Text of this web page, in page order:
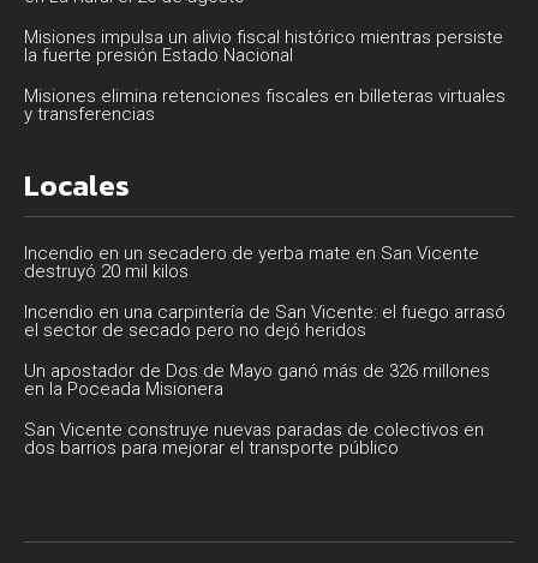
Misiones impulsa un alivio fiscal histórico mientras persiste
la fuerte presión Estado Nacional
Misiones elimina retenciones fiscales en billeteras virtuales
y transferencias
Locales
Incendio en un secadero de yerba mate en San Vicente
destruyó 20 mil kilos
Incendio en una carpintería de San Vicente: el fuego arrasó
el sector de secado pero no dejó heridos
Un apostador de Dos de Mayo ganó más de 326 millones
en la Poceada Misionera
San Vicente construye nuevas paradas de colectivos en
dos barrios para mejorar el transporte público